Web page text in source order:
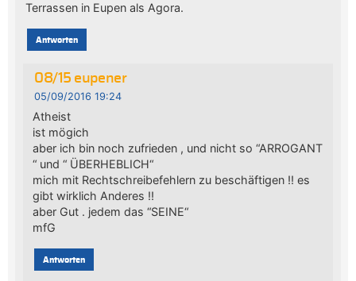
Terrassen in Eupen als Agora.
Antworten
08/15 eupener
05/09/2016 19:24
Atheist
ist mögich
aber ich bin noch zufrieden , und nicht so “ARROGANT
“ und “ ÜBERHEBLICH“
mich mit Rechtschreibefehlern zu beschäftigen !! es
gibt wirklich Anderes !!
aber Gut . jedem das “SEINE“
mfG
Antworten